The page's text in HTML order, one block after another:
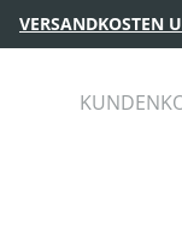
VERSANDKOSTEN